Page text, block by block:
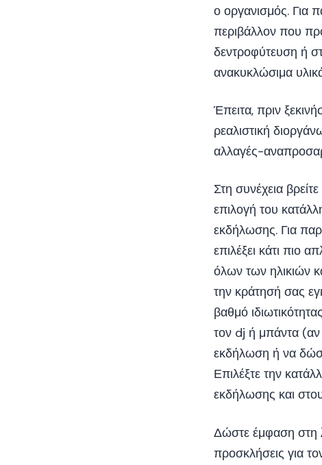
ο οργανισμός. Για
περιβάλλον που
δεντροφύτευση ή
ανακυκλώσιμα
Έπειτα, πριν
ρεαλιστική
αλλαγές-
Στη συνέχεια βρείτε
επιλογή του
εκδήλωσης. Για
επιλέξει κάτι πιο
όλων των ηλικιών
την κράτησή σας
βαθμό
τον dj ή μπάντα (αν
εκδήλωση ή να
Επιλέξτε την
εκδήλωσης και
Δώστε έμφαση στη
προσκλήσεις για